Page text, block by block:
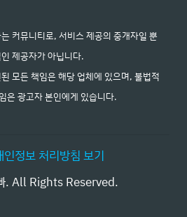
커뮤니티로, 서비스 제공의 중개자일 뿐
제공자가 아닙니다.
모든 책임은 해당 업체에 있으며, 불법적
은 광고자 본인에게 있습니다.
인정보 처리방침 보기
. All Rights Reserved.